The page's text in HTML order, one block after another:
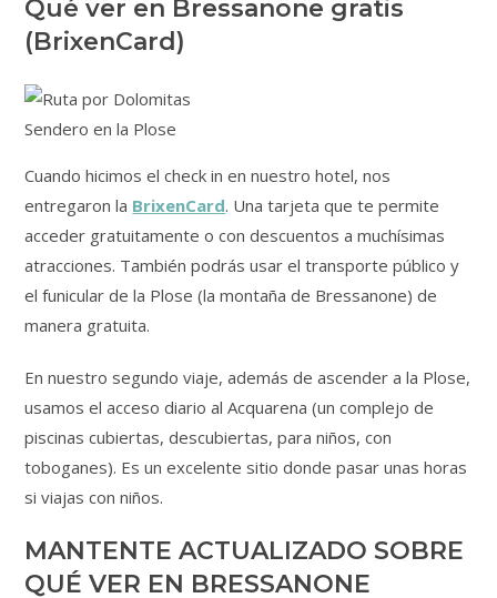
Qué ver en Bressanone gratis
(BrixenCard)
Sendero en la Plose
Cuando hicimos el check in en nuestro hotel, nos
entregaron la BrixenCard. Una tarjeta que te permite
acceder gratuitamente o con descuentos a muchísimas
atracciones. También podrás usar el transporte público y
el funicular de la Plose (la montaña de Bressanone) de
manera gratuita.
En nuestro segundo viaje, además de ascender a la Plose,
usamos el acceso diario al Acquarena (un complejo de
piscinas cubiertas, descubiertas, para niños, con
toboganes). Es un excelente sitio donde pasar unas horas
si viajas con niños.
MANTENTE ACTUALIZADO SOBRE
QUÉ VER EN BRESSANONE